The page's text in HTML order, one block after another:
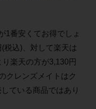
1番安くてお得でしょ
税込)、対して楽天は
楽天の方が3,130円
クレンズメイトはク
ている商品ではあり